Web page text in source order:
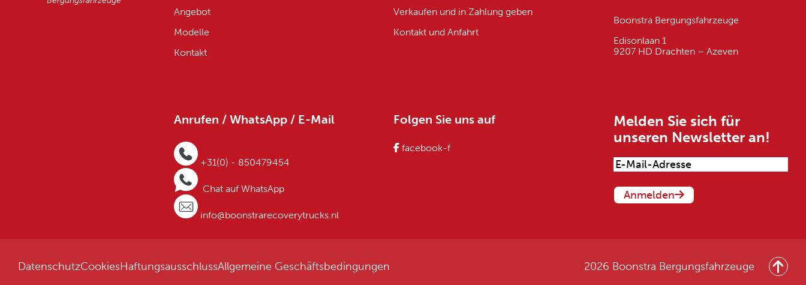
Angebot
Modelle
Kontakt
Verkaufen und in Zahlung geben
Kontakt und Anfahrt
Boonstra Bergungsfahrzeuge
Edisonlaan 1
9207 HD Drachten – Azeven
Anrufen / WhatsApp / E-Mail
+31(0) - 850479454
Chat auf WhatsApp
info@boonstrarecoverytrucks.nl
Folgen Sie uns auf
facebook-f
Melden Sie sich für
unseren Newsletter an!
Emailadres(Vereist)
Anmelden
2026 Boonstra Bergungsfahrzeuge
DatenschutzCookiesHaftungsausschlussAllgemeine Geschäftsbedingungen